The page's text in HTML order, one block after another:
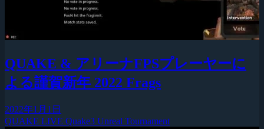
QUAKE & アリーナFPSプレーヤーに
よる謹賀新年 2022 Frags
2022年1月1日
QUAKE LIVE Quake3 Unreal Tournament